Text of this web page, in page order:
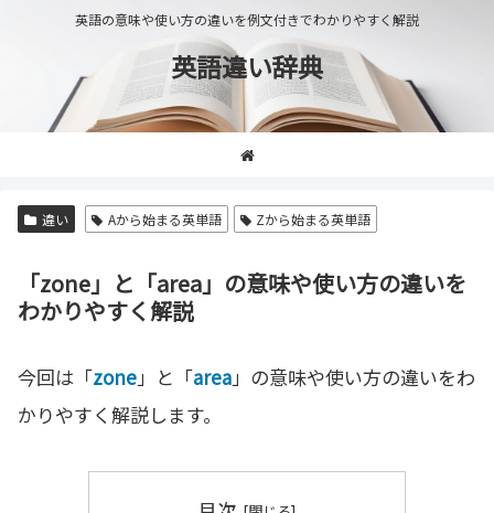
英語の意味や使い方の違いを例文付きでわかりやすく解説
英語違い辞典
違い Aから始まる英単語 Zから始まる英単語
「zone」と「area」の意味や使い方の違いを
わかりやすく解説
今回は「zone」と「area」の意味や使い方の違いをわ
かりやすく解説します。